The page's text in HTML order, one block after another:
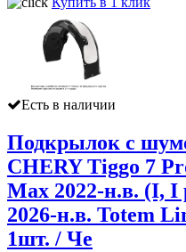
Есть в наличии
Подкрылок с
CHERY Tiggo 7
Max 2022-н.в. (I, I
2026-н.в. Totem
1шт. / Че